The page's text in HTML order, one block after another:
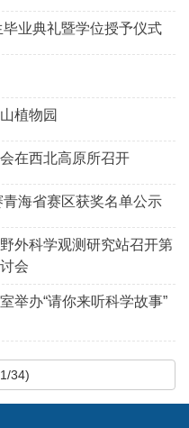
业典礼暨学位授予仪式
植物园
在西北高原所召开
海省赛区获奖名单公示
外科学观测研究站召开第
会
举办“请你来听科学故事”
34)